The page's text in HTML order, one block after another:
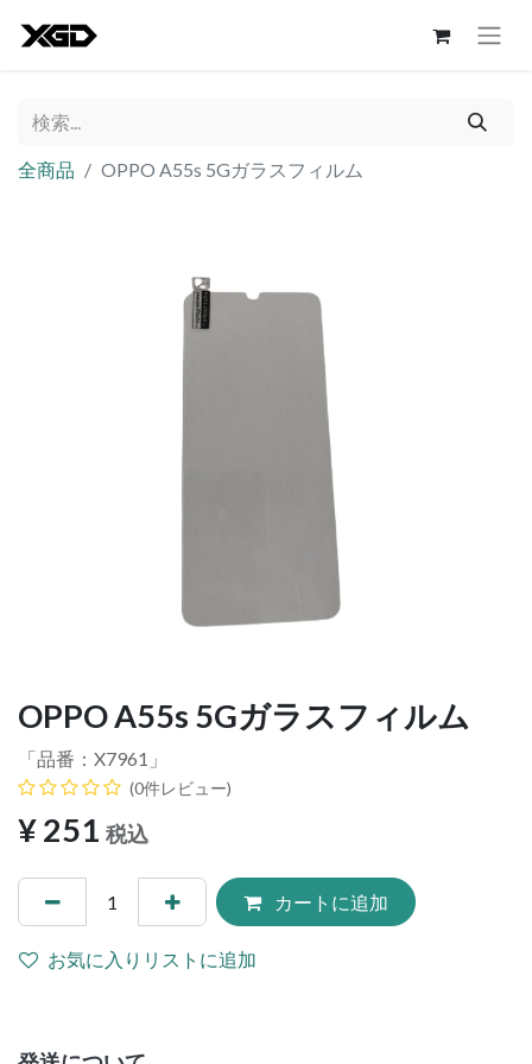
全商品 OPPO A55s 5Gガラスフィルム
OPPO A55s 5Gガラスフィルム
「品番： X7961 」
(0件レビュー)
¥251 税込
カートに追加
お気に入りリストに追加